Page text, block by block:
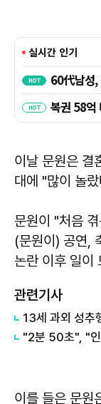
이날 문원은 결
대에 "많이 놀
문원이 "처음
(문원이) 공연,
논란 이후 일이
관련기사
13세 과외 성추
"2분 50초", "
이를 들은 문원